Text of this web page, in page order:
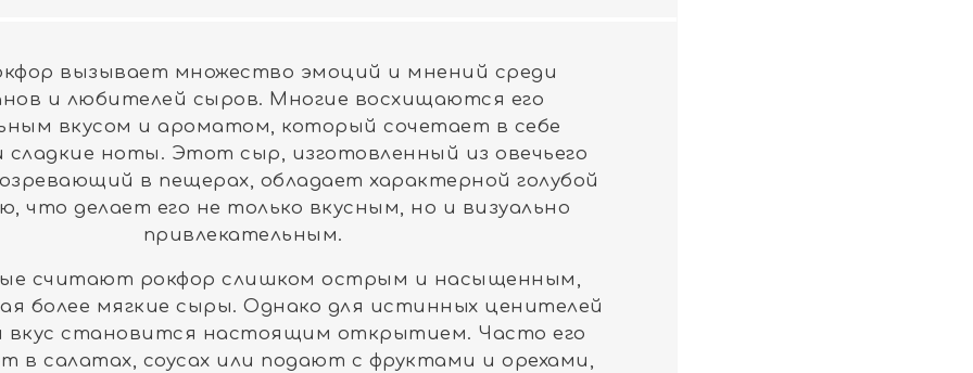
вызывает множество эмоций и мнений среди
и любителей сыров. Многие восхищаются его
вкусом и ароматом, который сочетает в себе
сладкие ноты. Этот сыр, изготовленный из овечьего
в пещерах, обладает характерной голубой
что делает его не только вкусным, но и визуально
привлекательным.
считают рокфор слишком острым и насыщенным,
более мягкие сыры. Однако для истинных ценителей
вкус становится настоящим открытием. Часто его
в салатах, соусах или подают с фруктами и орехами,